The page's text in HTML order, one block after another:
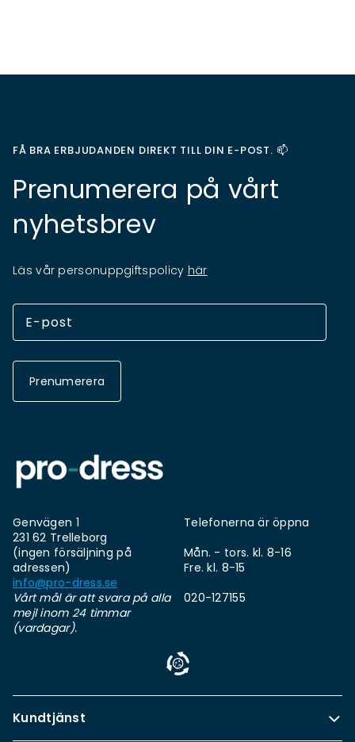
FÅ BRA ERBJUDANDEN DIREKT TILL DIN E-POST. 📫
Prenumerera på vårt
nyhetsbrev
Läs vår personuppgiftspolicy här
Prenumerera
Genvägen 1
231 62 Trelleborg
(ingen försäljning på
adressen)
info@pro-dress.se
Vårt mål är att svara på alla
mejl inom 24 timmar
(vardagar).
Telefonerna är öppna
Mån. - tors. kl. 8-16
Fre. kl. 8-15
020-127155
Kundtjänst